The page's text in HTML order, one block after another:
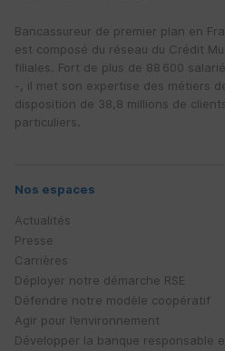
Bancassureur de premier plan en
est composé du réseau du Crédit
filiales. Fort de plus de 88 600
-, il met son expertise des métiers
disposition de 38,8 millions de
particuliers.
Nos espaces
Actualités
Presse
Carrières
Déployer notre démarche RSE
Défendre notre modèle coopératif
Agir pour l’environnement
Développer la banque responsable